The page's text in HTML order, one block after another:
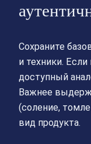
Сохраните
и техники.
доступный
Важнее
(соление,
вид продукта.